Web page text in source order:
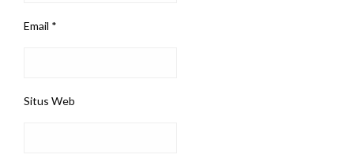
Email *
Situs Web